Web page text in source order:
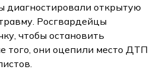
диагностировали открытую
Росгвардейцы
чтобы остановить
того, они оцепили место ДТП